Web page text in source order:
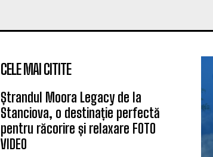
CELE MAI CITITE
Ștrandul Moora Legacy de la
Stanciova, o destinație perfectă
pentru răcorire și relaxare FOTO
VIDEO